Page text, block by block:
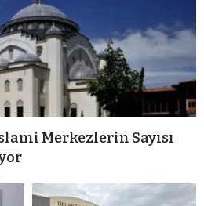
Merkezlerin Sayısı